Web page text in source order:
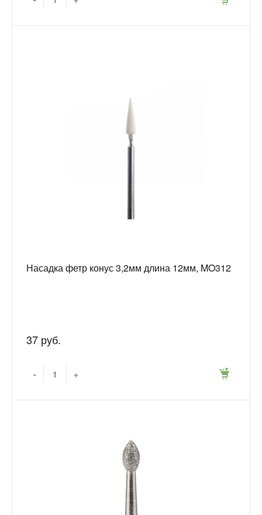
Насадка фетр конус 3,2мм длина 12мм, MO312
37 руб.
- +